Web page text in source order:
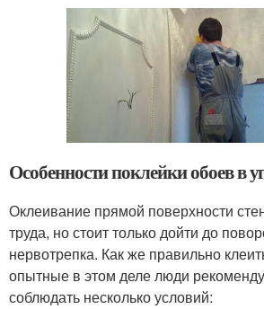
Особенности поклейки обоев в
Оклеивание прямой поверхности
труда, но стоит только дойти до
нервотрепка. Как же правильно
опытные в этом деле люди
соблюдать несколько условий: